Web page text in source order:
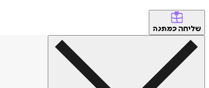
שליחה כמתנה